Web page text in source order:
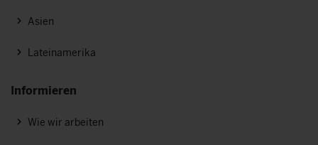
Asien
Lateinamerika
Informieren
Wie wir arbeiten